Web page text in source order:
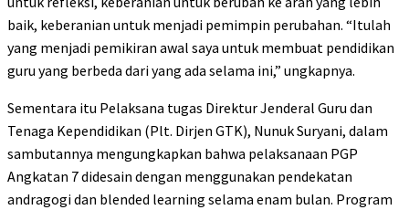
baik, keberanian untuk menjadi pemimpin perubahan. “Itulah
yang menjadi pemikiran awal saya untuk membuat pendidikan
guru yang berbeda dari yang ada selama ini,” ungkapnya.
Sementara itu Pelaksana tugas Direktur Jenderal Guru dan
Tenaga Kependidikan (Plt. Dirjen GTK), Nunuk Suryani, dalam
sambutannya mengungkapkan bahwa pelaksanaan PGP
Angkatan 7 didesain dengan menggunakan pendekatan
andragogi dan blended learning selama enam bulan. Program